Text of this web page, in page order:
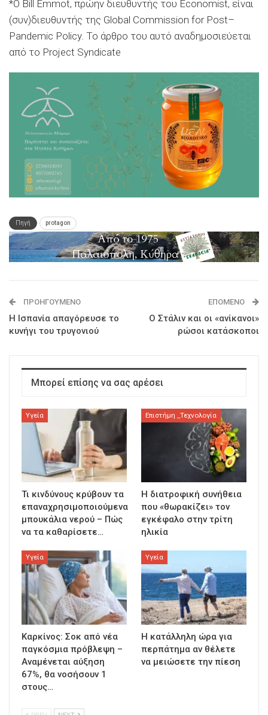
*Ο Bill Emmot, πρώην διευθυντής του Economist, είναι
(συν)διευθυντής της Global Commission for Post–
Pandemic Policy. Το άρθρο του αυτό αναδημοσιεύεται
από το Project Syndicate
Πηγή protagon
ΠΡΟΗΓΟΎΜΕΝΟ
Η Ισπανία απαγόρευσε το
κυνήγι του τρυγονιού
ΕΠΌΜΕΝΟ
Ο Στάλιν και οι «ανίκανοι»
ρώσοι κατάσκοποι
Μπορεί επίσης να σας αρέσει
Υγεία
Τι κινδύνους κρύβουν τα
επαναχρησιμοποιούμενα
μπουκάλια νερού – Πώς
να τα καθαρίσετε…
Επιστήμη _Τεχνολογία
Η διατροφική συνήθεια
που «θωρακίζει» τον
εγκέφαλο στην τρίτη
ηλικία
Υγεία
Καρκίνος: Σοκ από νέα
παγκόσμια πρόβλεψη –
Αναμένεται αύξηση
67%, θα νοσήσουν 1
στους…
Υγεία
Η κατάλληλη ώρα για
περπάτημα αν θέλετε
να μειώσετε την πίεση